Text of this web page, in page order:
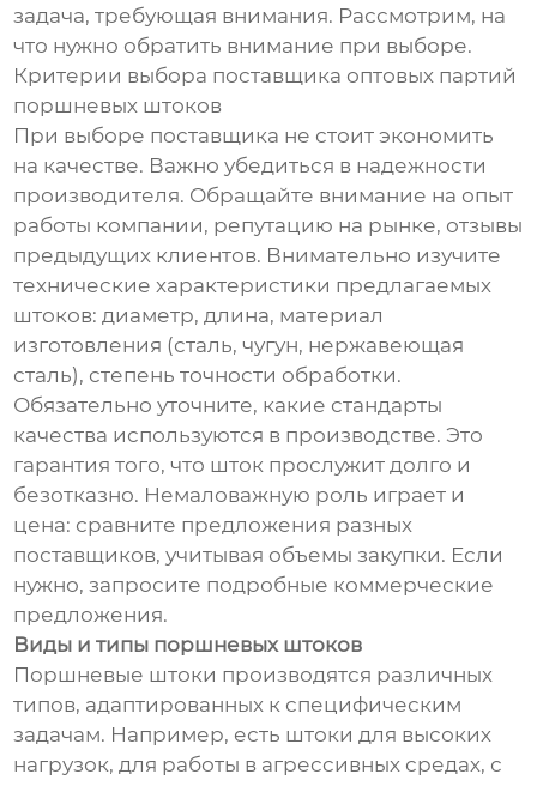
задача, требующая внимания. Рассмотрим, на
что нужно обратить внимание при выборе.
Критерии выбора поставщика оптовых партий
поршневых штоков
При выборе поставщика не стоит экономить
на качестве. Важно убедиться в надежности
производителя. Обращайте внимание на опыт
работы компании, репутацию на рынке, отзывы
предыдущих клиентов. Внимательно изучите
технические характеристики предлагаемых
штоков: диаметр, длина, материал
изготовления (сталь, чугун, нержавеющая
сталь), степень точности обработки.
Обязательно уточните, какие стандарты
качества используются в производстве. Это
гарантия того, что шток прослужит долго и
безотказно. Немаловажную роль играет и
цена: сравните предложения разных
поставщиков, учитывая объемы закупки. Если
нужно, запросите подробные коммерческие
предложения.
Виды и типы поршневых штоков
Поршневые штоки производятся различных
типов, адаптированных к специфическим
задачам. Например, есть штоки для высоких
нагрузок, для работы в агрессивных средах, с